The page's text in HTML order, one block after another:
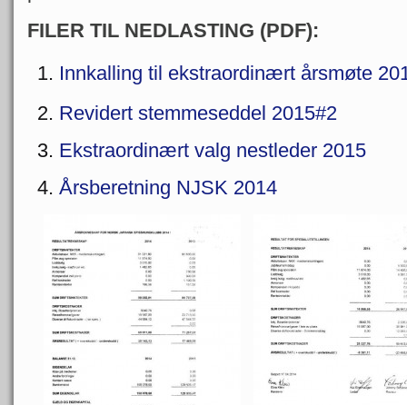
FILER TIL NEDLASTING (PDF):
Innkalling til ekstraordinært årsmøte
Revidert stemmeseddel 2015#2
Ekstraordinært valg nestleder 2015
Årsberetning NJSK 2014